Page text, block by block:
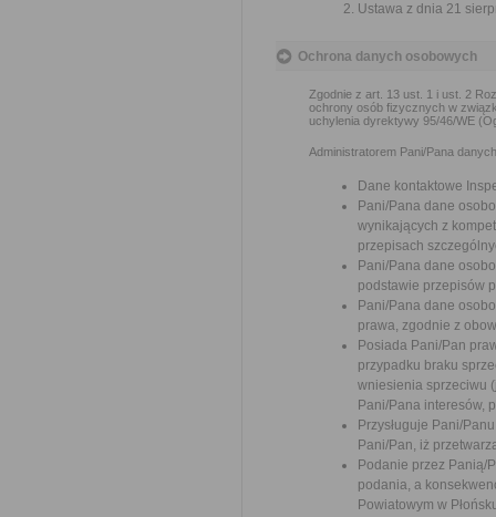
Ustawa z dnia 21
Ochrona danych osobowych
Zgodnie z art. 13 ust. 1 i ust. 2
ochrony osób fizycznych w
uchylenia dyrektywy 95/46/WE
Administratorem Pani/Pana
Dane kontaktowe
Pani/Pana dane
wynikających z
przepisach
Pani/Pana dane
podstawie przepisów
Pani/Pana dane
prawa, zgodnie z
Posiada Pani/Pan
przypadku braku
wniesienia sprzeciwu
Pani/Pana interesów,
Przysługuje Pani/
Pani/Pan, iż
Podanie przez Panią/
podania, a
Powiatowym w